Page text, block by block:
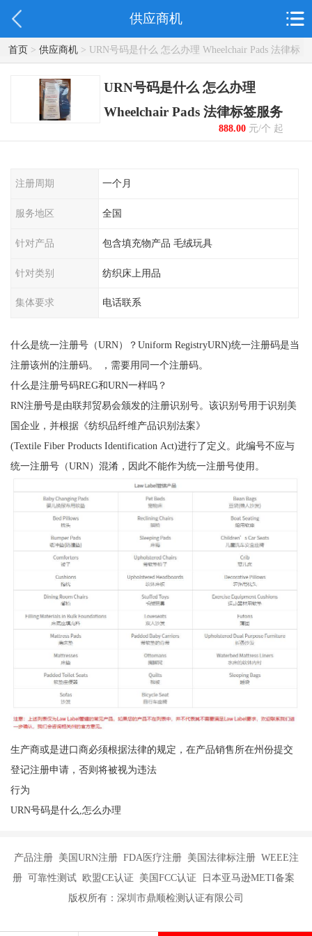
供应商机
首页> 供应商机> URN号码是什么 怎么办理 Wheelchair Pads 法律标
签服务
URN号码是什么 怎么办理
Wheelchair Pads 法律标签服务
888.00元/个 起
注册周期 一个月
服务地区 全国
针对产品 包含填充物产品 毛绒玩具
针对类别 纺织床上用品
集体要求 电话联系
什么是统一注册号（URN）？Uniform RegistryURN)统一注册码是当
注册该州的注册码。 ，需要用同一个注册码。
什么是注册号码REG和URN一样吗？
RN注册号是由联邦贸易会颁发的注册识别号。该识别号用于识别美
国企业，并根据《纺织品纤维产品识别法案》
(Textile Fiber Products Identification Act)进行了定义。此编号不应与
统一注册号（URN）混淆，因此不能作为统一注册号使用。
生产商或是进口商必须根据法律的规定，在产品销售所在州份提交
登记注册申请，否则将被视为违法
行为
URN号码是什么,怎么办理
产品注册 美国URN注册 FDA医疗注册 美国法律标注册 WEEE注
册 可靠性测试 欧盟CE认证 美国FCC认证 日本亚马逊METI备案
版权所有：深圳市鼎顺检测认证有限公司